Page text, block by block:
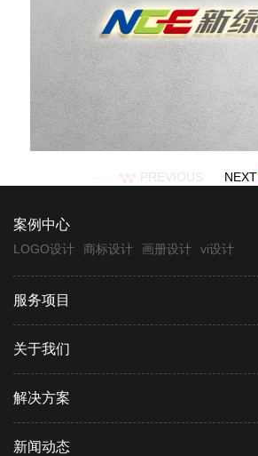
PREVIOUS NEXT
案例中心
LOGO设计 商标设计 画册设计 vi设计
服务项目
关于我们
解决方案
新闻动态